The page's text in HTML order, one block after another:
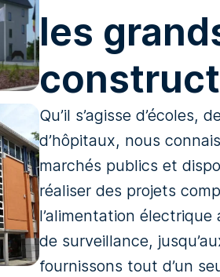
les
Qu’il s’agisse
d’hôpitaux, nous
marchés publics et
réaliser des projets
l’alimentation
de surveillance,
fournissons tout d’un